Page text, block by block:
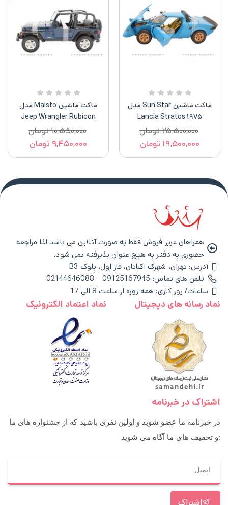
ماکت ماشین Sun Star مدل
۱۹۷۵ Lancia Stratos
Stradale
۲۵,۵۰۰,۰۰۰تومان
۱۹,۵۰۰,۰۰۰ تومان
ماکت ماشین Maisto مدل
Jeep Wrangler Rubicon
۱۰,۵۵۰,۰۰۰تومان
۹,۴۵۰,۰۰۰ تومان
همراهان عزیز فروش فقط به صورت آنلاین می باشد لذا مراجعه
حضوری به دفتر به هیچ عنوان پذیرفته نمی شود.
آدرس: تهران، شهرک اکباتان، فاز اول، بلوک B3
تلفن های تماس: 09125167945 – 02144646088
ساعات/ روز کاری: همه روزه از ساعت 8 الی 17
نماد رسانه های دیجیتال نماد اعتماد الکترونیک
اشتراک در خبرنامه
در خبرنامه ما عضو شوید و اولین نفری باشید که از جشنواره های ما
و تخفیف های ما آگاه می شوید: